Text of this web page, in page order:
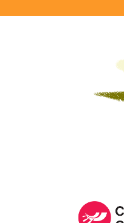
Image